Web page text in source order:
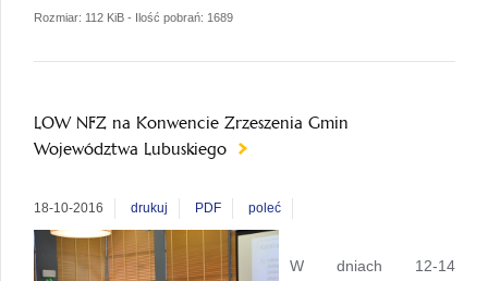
Rozmiar: 112 KiB - Ilość pobrań: 1689
LOW NFZ na Konwencie Zrzeszenia Gmin
Województwa Lubuskiego
18-10-2016 drukuj PDF poleć
W dniach 12-14